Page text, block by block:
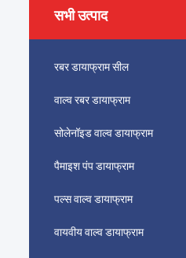
सभी उत्पाद
रबर डायाफ्राम सील
वाल्व रबर डायाफ्राम
सोलेनॉइड वाल्व डायाफ्राम
पैमाइश पंप डायाफ्राम
पल्स वाल्व डायाफ्राम
वायवीय वाल्व डायाफ्राम